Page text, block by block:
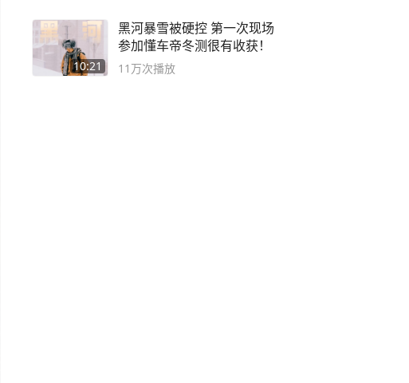
10:21
黑河暴雪被硬控 第一次现场
参加懂车帝冬测很有收获！
11万次播放